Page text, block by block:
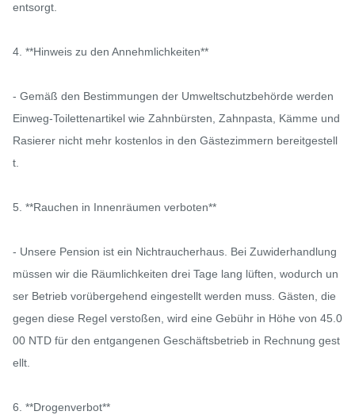
entsorgt.
4. **Hinweis zu den Annehmlichkeiten**
- Gemäß den Bestimmungen der Umweltschutzbehörde werden
Einweg-Toilettenartikel wie Zahnbürsten, Zahnpasta, Kämme und
Rasierer nicht mehr kostenlos in den Gästezimmern bereitgestell
t.
5. **Rauchen in Innenräumen verboten**
- Unsere Pension ist ein Nichtraucherhaus. Bei Zuwiderhandlung
müssen wir die Räumlichkeiten drei Tage lang lüften, wodurch un
ser Betrieb vorübergehend eingestellt werden muss. Gästen, die
gegen diese Regel verstoßen, wird eine Gebühr in Höhe von 45.0
00 NTD für den entgangenen Geschäftsbetrieb in Rechnung gest
ellt.
6. **Drogenverbot**